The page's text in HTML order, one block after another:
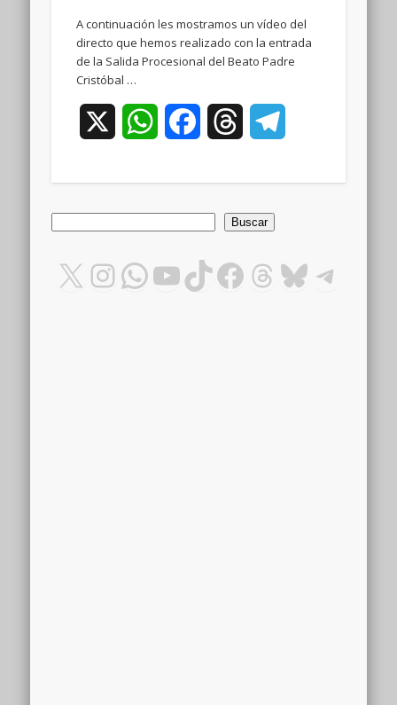
A continuación les mostramos un vídeo del
directo que hemos realizado con la entrada
de la Salida Procesional del Beato Padre
Cristóbal …
WhatsAppFacebookThreads
Buscar
X Instagram
WhatsApp
YouTube
TikTok
Facebook
Threads
Bluesky